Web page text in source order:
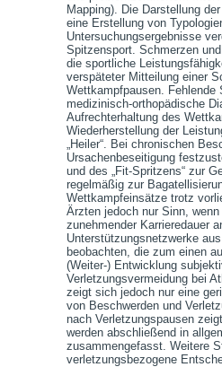
Mapping). Die Darstellung
eine Erstellung von
Untersuchungsergebnisse
Spitzensport. Schmerzen
die sportliche
verspäteter Mitteilung einer
Wettkampfpausen. Fehlende
medizinisch-orthopädische
Aufrechterhaltung des
Wiederherstellung der
„Heiler“. Bei chronischen
Ursachenbeseitigung
und des „Fit-Spritzens“ zur
regelmäßig zur
Wettkampfeinsätze trotz
Ärzten jedoch nur Sinn,
zunehmender Karrieredauer
Unterstützungsnetzwerke
beobachten, die zum einen
(Weiter-) Entwicklung
Verletzungsvermeidung bei
zeigt sich jedoch nur eine
von Beschwerden und
nach Verletzungspausen
werden abschließend in
zusammengefasst. Weitere
verletzungsbezogene